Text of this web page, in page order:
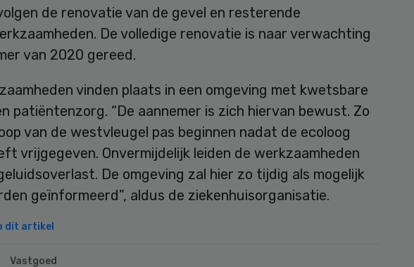
de renovatie van de gevel en resterende
De volledige renovatie is naar verwachting
van 2020 gereed.
vinden plaats in een omgeving met kwetsbare
patiëntenzorg. “De aannemer is zich hiervan bewust. Zo
van de westvleugel pas beginnen nadat de ecoloog
vrijgegeven. Onvermijdelijk leiden de werkzaamheden
De omgeving zal hier zo tijdig als mogelijk
geïnformeerd”, aldus de ziekenhuisorganisatie.
dit artikel
Vastgoed